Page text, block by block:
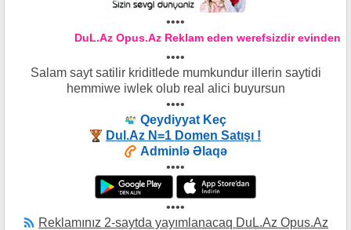
••••
DuL.Az Opus.Az Reklam eden werefsizdir evinden
••••
Salam sayt satilir kriditlede mumkundur illerin saytidi
hemmiwe iwlek olub real alici buyursun
••••
Qeydiyyat Keç
Dul.Az N=1 Domen Satışı !
Adminlə Əlaqə
••••
••••
Reklamınız 2-saytda yayımlanacaq DuL.Az Opus.Az